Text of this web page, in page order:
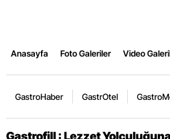
Anasayfa Foto Galeriler Video
GastroHaber GastrOtel